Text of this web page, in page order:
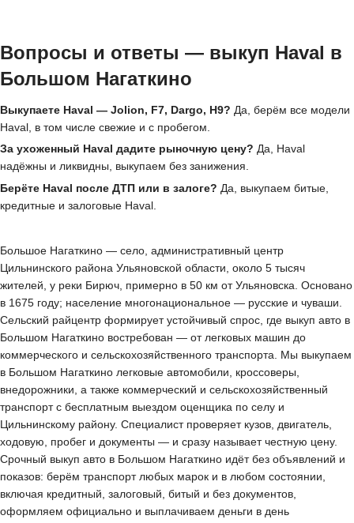
Вопросы и ответы — выкуп Haval в
Большом Нагаткино
Выкупаете Haval — Jolion, F7, Dargo, H9? Да, берём все модели
Haval, в том числе свежие и с пробегом.
За ухоженный Haval дадите рыночную цену? Да, Haval
надёжны и ликвидны, выкупаем без занижения.
Берёте Haval после ДТП или в залоге? Да, выкупаем битые,
кредитные и залоговые Haval.
Большое Нагаткино — село, административный центр
Цильнинского района Ульяновской области, около 5 тысяч
жителей, у реки Бирюч, примерно в 50 км от Ульяновска. Основано
в 1675 году; население многонациональное — русские и чуваши.
Сельский райцентр формирует устойчивый спрос, где выкуп авто в
Большом Нагаткино востребован — от легковых машин до
коммерческого и сельскохозяйственного транспорта. Мы выкупаем
в Большом Нагаткино легковые автомобили, кроссоверы,
внедорожники, а также коммерческий и сельскохозяйственный
транспорт с бесплатным выездом оценщика по селу и
Цильнинскому району. Специалист проверяет кузов, двигатель,
ходовую, пробег и документы — и сразу называет честную цену.
Срочный выкуп авто в Большом Нагаткино идёт без объявлений и
показов: берём транспорт любых марок и в любом состоянии,
включая кредитный, залоговый, битый и без документов,
оформляем официально и выплачиваем деньги в день